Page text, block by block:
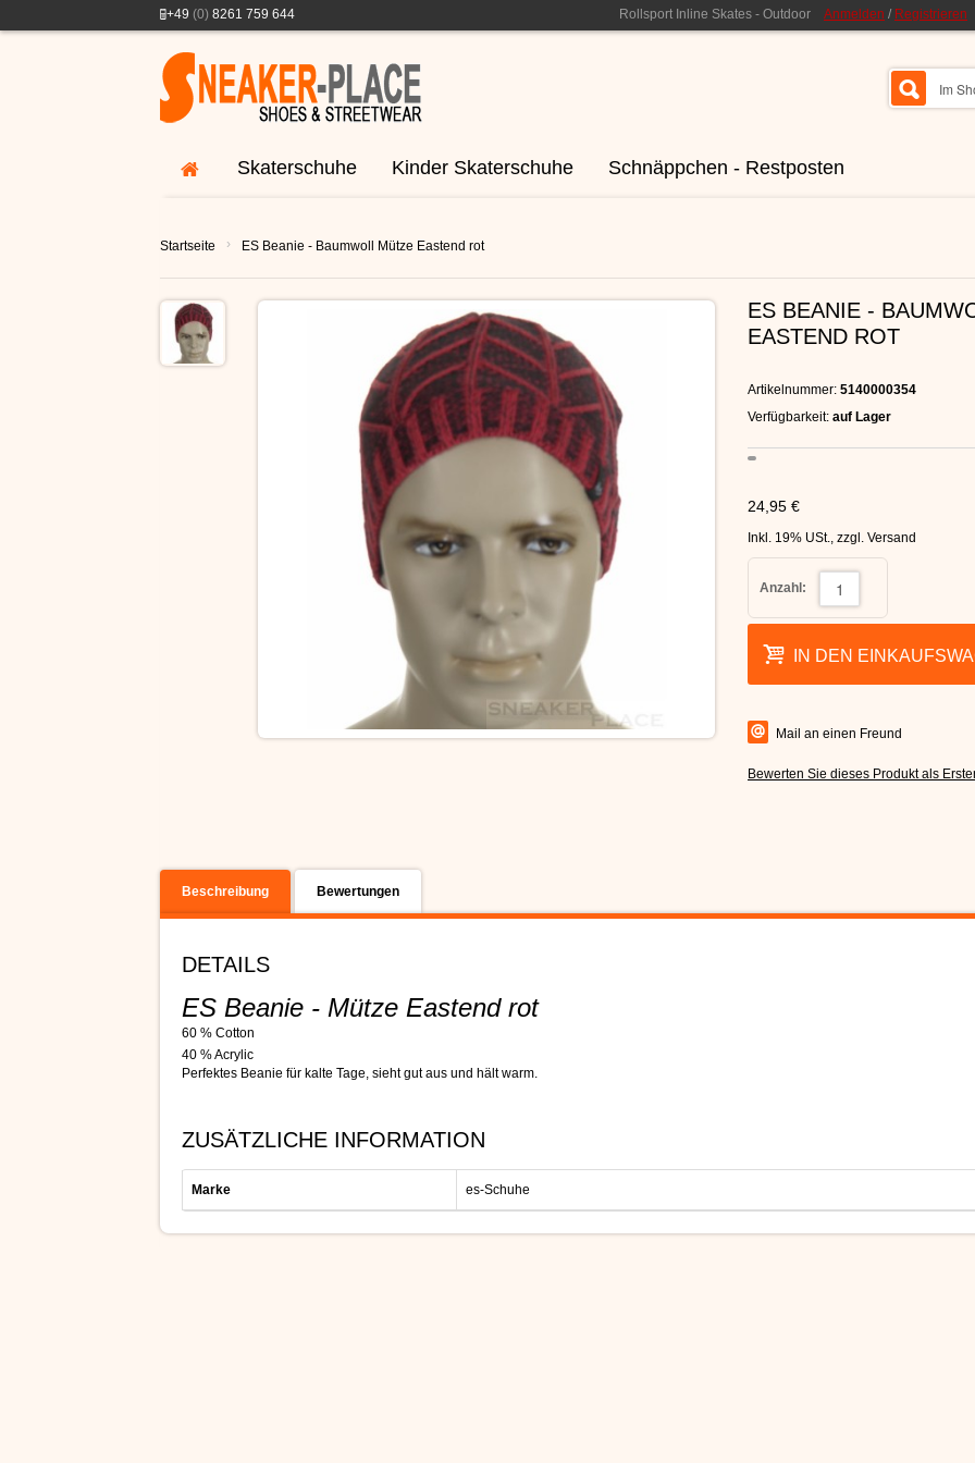
+49 (0) 8261 759 644 Rollsport Inline Skates - Outdoor Anmelden / Registrieren
Skaterschuhe Kinder Skaterschuhe Schnäppchen - Restposten
Startseite › ES Beanie - Baumwoll Mütze Eastend rot
ES BEANIE -
EASTEND ROT
Artikelnummer: 5140000354
Verfügbarkeit: auf Lager
24,95 €
Inkl. 19% USt., zzgl. Versand
Anzahl:
IN DEN
Mail an einen Freund
Bewerten Sie dieses Produkt als
Beschreibung Bewertungen
DETAILS
ES Beanie - Mütze Eastend rot
60 % Cotton
40 % Acrylic
Perfektes Beanie für kalte Tage, sieht gut aus und hält warm.
ZUSÄTZLICHE INFORMATION
Marke es-Schuhe